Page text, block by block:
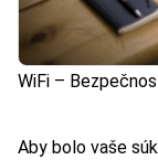
WiFi –
Aby bolo vaše